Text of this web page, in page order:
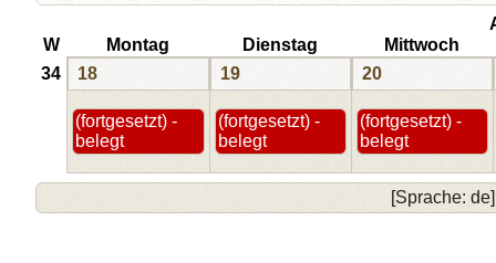
W
Montag Dienstag
Mittwoch
34
18
(fortgesetzt) -
belegt
19
(fortgesetzt) -
belegt
20
(fortgesetzt) -
belegt
[Sprache: